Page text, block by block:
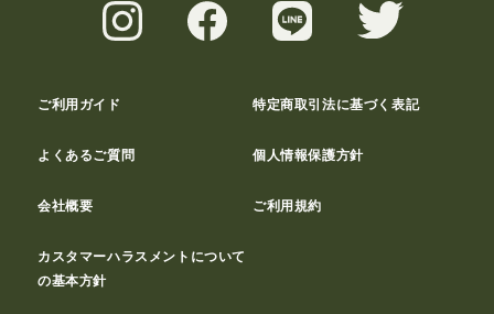
ご利用ガイド 特定商取引法に基づく表記
よくあるご質問 個人情報保護方針
会社概要 ご利用規約
カスタマーハラスメントについて
の基本方針